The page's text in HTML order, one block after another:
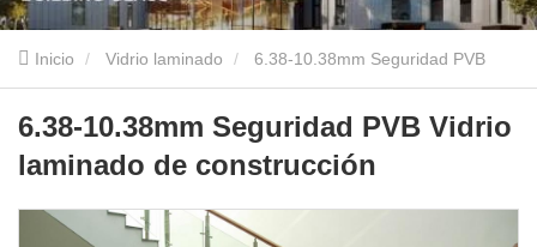
Inicio Vidrio laminado
Vidrio laminado de construcción
6.38-10.38mm Seguridad PVB Vidrio
laminado de construcción